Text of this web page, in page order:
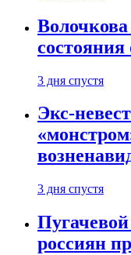
состояния
3 дня спустя
Экс-
3 дня спустя
россиян